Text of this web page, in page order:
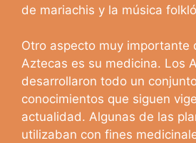
de mariachis y la música
Otro aspecto muy importante
Aztecas es su medicina. Los
desarrollaron todo un
conocimientos que siguen
actualidad. Algunas de las
utilizaban con fines